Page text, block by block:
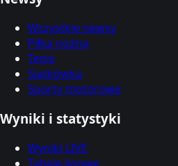
Wszystkie newsy
Piłka nożna
Tenis
Siatkówka
Sporty motorowe
Wyniki i statystyki
Wyniki LIVE
Tabele ligowe